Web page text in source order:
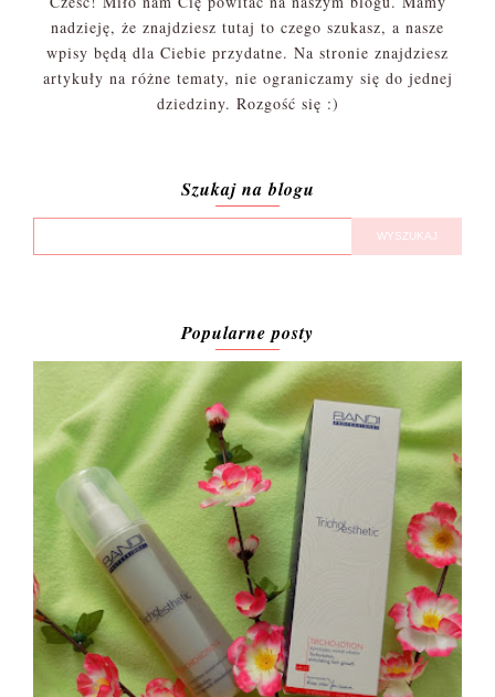
nadzieję, że znajdziesz tutaj to czego szukasz, a nasze
wpisy będą dla Ciebie przydatne. Na stronie znajdziesz
artykuły na różne tematy, nie ograniczamy się do jednej
dziedziny. Rozgość się :)
Szukaj na blogu
Popularne posty